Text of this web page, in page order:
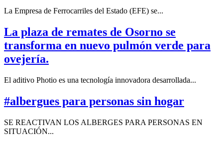
La Empresa de Ferrocarriles del Estado (EFE) se...
La plaza de remates de Osorno se
transforma en nuevo pulmón verde para
ovejería.
El aditivo Photio es una tecnología innovadora desarrollada...
#albergues para personas sin hogar
SE REACTIVAN LOS ALBERGES PARA PERSONAS EN
SITUACIÓN...